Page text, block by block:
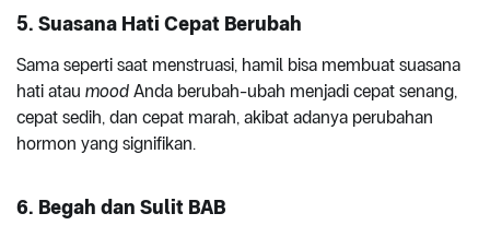
5. Suasana Hati Cepat Berubah
Sama seperti saat menstruasi, hamil bisa membuat suasana
hati atau mood Anda berubah-ubah menjadi cepat senang,
cepat sedih, dan cepat marah, akibat adanya perubahan
hormon yang signifikan.
6. Begah dan Sulit BAB